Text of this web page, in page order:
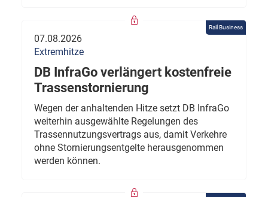
Rail Business
07.08.2026
Extremhitze
DB InfraGo verlängert kostenfreie
Trassenstornierung
Wegen der anhaltenden Hitze setzt DB InfraGo
weiterhin ausgewählte Regelungen des
Trassennutzungsvertrags aus, damit Verkehre
ohne Stornierungsentgelte herausgenommen
werden können.